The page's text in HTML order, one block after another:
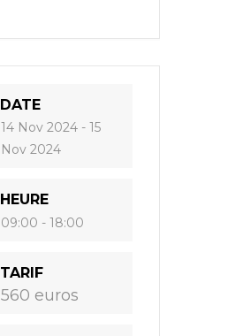
DATE
14 Nov 2024 - 15
Nov 2024
HEURE
09:00 - 18:00
TARIF
560 euros